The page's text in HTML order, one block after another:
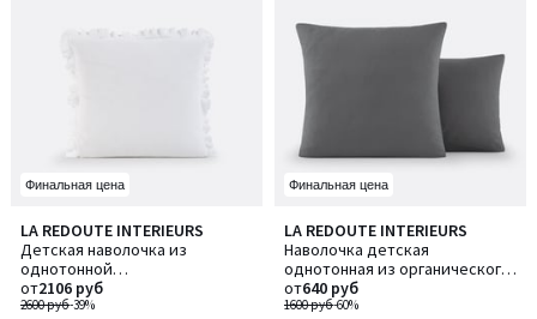
Финальная цена
LA REDOUTE INTERIEURS
Детская наволочка из
однотонной
хлопчатобумажной газовой
ткани, Kumla / Кумла
2600 руб-39%
от2106 руб
3
/
5
Количество
цветов:
7
Финальная цена
LA REDOUTE INTERIEURS
Наволочка детская
однотонная из органического
хлопка, Scenario / Сценарио
1600 руб-60%
от640 руб
3,5
/ 5
Количество
цветов:
2